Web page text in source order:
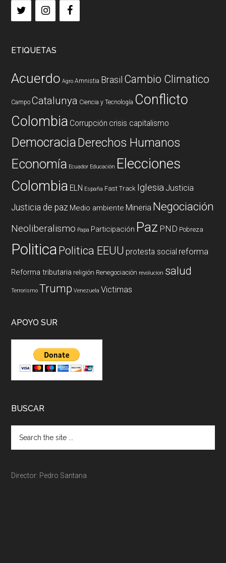
ETIQUETAS
Acuerdo Agro Amnistia Brasil Cambio Climatico
Campo Catalunya Ciencia y Tecnología Conflicto
Colombia Corrupción crisis capitalismo
DemocraciaDerechos Humanos
Economía Ecuador Educación Elecciones
Colombia ELN España Fast Track Iglesia Justicia
Justicia de paz Medio ambiente Mineria Negociación
Neoliberalismo Papa Participación Paz PND Pobreza
PoliticaPolitica EEUU protesta social reforma
Reforma tributaria religión Renegociación revolucion salud
Terrorismo Trump Venezuela Victimas
APOYO SUR
BUSCAR
Director: Pedro Santana